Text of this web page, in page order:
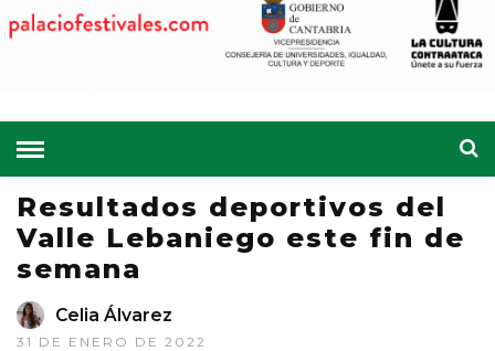
Resultados deportivos del
Valle Lebaniego este fin de
semana
Celia Álvarez
31 DE ENERO DE 2022